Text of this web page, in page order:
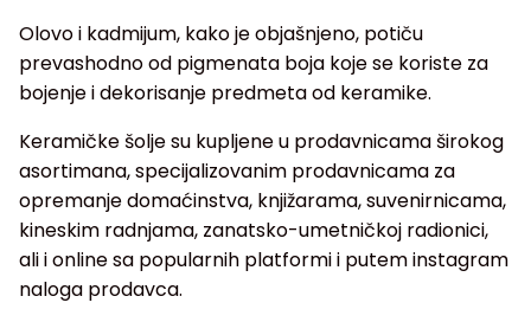
Olovo i kadmijum, kako je objašnjeno, potiču
prevashodno od pigmenata boja koje se koriste za
bojenje i dekorisanje predmeta od keramike.
Keramičke šolje su kupljene u prodavnicama širokog
asortimana, specijalizovanim prodavnicama za
opremanje domaćinstva, knjižarama, suvenirnicama,
kineskim radnjama, zanatsko-umetničkoj radionici,
ali i online sa popularnih platformi i putem instagram
naloga prodavca.